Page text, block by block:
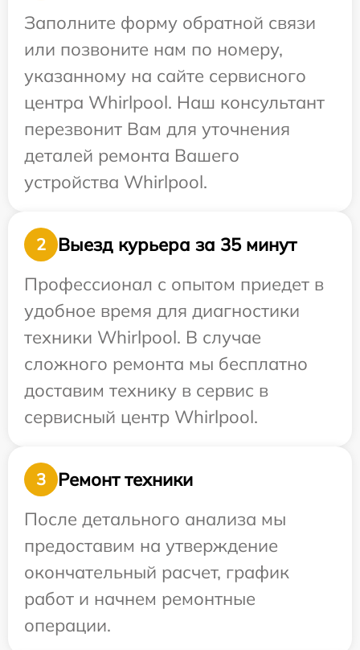
Заполните форму обратной связи
или позвоните нам по номеру,
указанному на сайте сервисного
центра Whirlpool. Наш консультант
перезвонит Вам для уточнения
деталей ремонта Вашего
устройства Whirlpool.
2
Выезд курьера за 35 минут
Профессионал с опытом приедет в
удобное время для диагностики
техники Whirlpool. В случае
сложного ремонта мы бесплатно
доставим технику в сервис в
сервисный центр Whirlpool.
3
Ремонт техники
После детального анализа мы
предоставим на утверждение
окончательный расчет, график
работ и начнем ремонтные
операции.